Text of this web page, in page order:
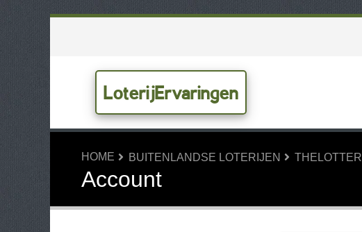
LoterijErvaringen
HOME BUITENLANDSE LOTERIJEN THELOTTER
Account